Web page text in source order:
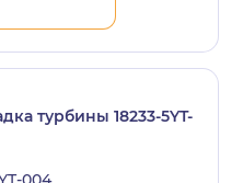
турбины 18233-5YT-